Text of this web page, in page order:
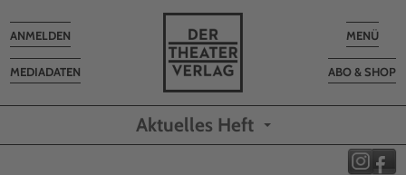
Toggle
MENÜ
ABO & SHOP
MEDIADATEN
Toggle
navigation
ANMELDEN
Aktuelles Heft